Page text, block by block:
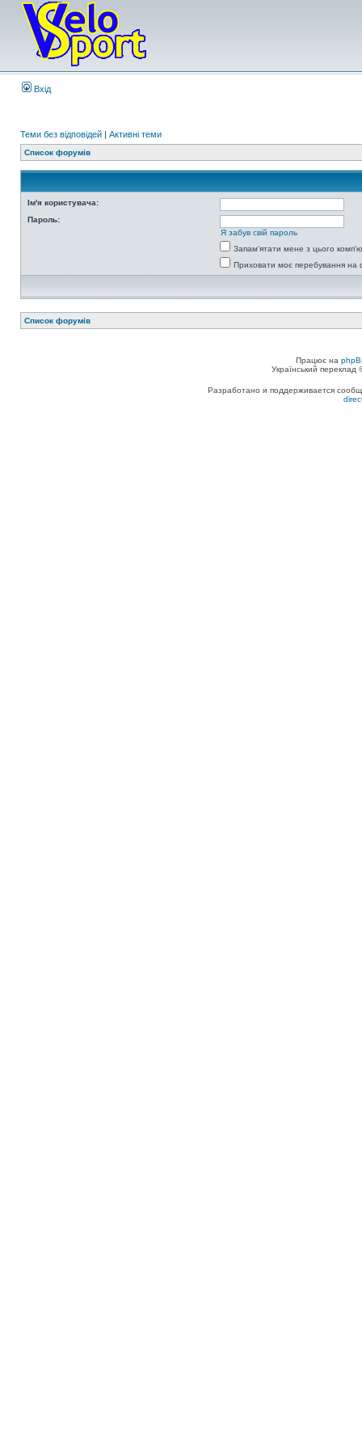
Вхід
Теми без відповідей | Активні теми
Список форумів
Ім'я користувача:
Пароль:
Я забув свій пароль
Запам'ятати мене з цього
Приховати моє перебування на
Список форумів
Працює на
Український
Разработано и поддерживается